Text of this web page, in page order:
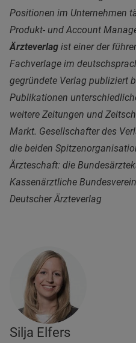
Positionen im Unternehmen
Produkt- und Account
Ärzteverlag ist einer der
Fachverlage im
gegründete Verlag publiziert
Publikationen
weitere Zeitungen und
Markt. Gesellschafter des
die beiden
Ärzteschaft: die
Kassenärztliche
Deutscher Ärzteverlag
Silja Elfers